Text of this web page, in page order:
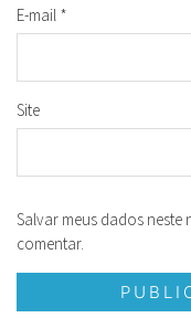
E-mail *
Site
Salvar meus dados
comentar.